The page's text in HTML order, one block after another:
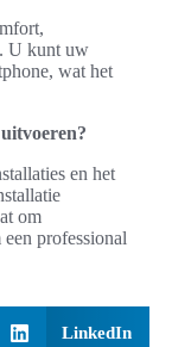
U kunt uw
wat het
en het
om
professional
LinkedIn